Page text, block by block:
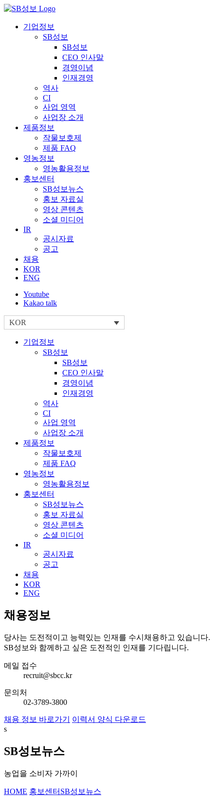
콘
기업정보
SB성보
SB성보
CEO 인사말
경영이념
인재경영
역사
CI
사업 영역
사업장 소개
제품정보
작물보호제
제품 FAQ
영농정보
영농활용정보
홍보센터
SB성보뉴스
홍보 자료실
영상 콘텐츠
소셜 미디어
IR
공시자료
공고
채용
KOR
ENG
Youtube
Kakao talk
KOR
기업정보
SB성보
SB성보
CEO 인사말
경영이념
인재경영
역사
CI
사업 영역
사업장 소개
제품정보
작물보호제
제품 FAQ
영농정보
영농활용정보
홍보센터
SB성보뉴스
홍보 자료실
영상 콘텐츠
소셜 미디어
IR
공시자료
공고
채용
KOR
ENG
채용정보
당사는 도전적이고 능력있는 인재를 수시채용하고 있습니다.
SB성보와 함께하고 싶은 도전적인 인재를 기다립니다.
메일 접수
recruit@sbcc.kr
문의처
02-3789-3800
채용 정보 바로가기
이력서 양식 다운로드
s
SB성보뉴스
농업을 소비자 가까이
HOME 홍보센터 SB성보뉴스